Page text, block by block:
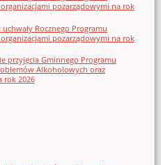
pozarządowymi na rok
Rocznego Programu
pozarządowymi na rok
przyjęcia Gminnego Programu
Alkoholowych oraz
rok 2026